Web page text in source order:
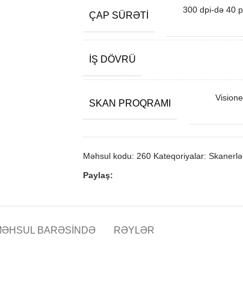
ÇAP SÜRƏTI
300 dpi-də 40
İŞ DÖVRÜ
SKAN PROQRAMI
Məhsul kodu: 260 Kateqoriyalar:
Paylaş:
BARƏSINDƏ RƏYLƏR